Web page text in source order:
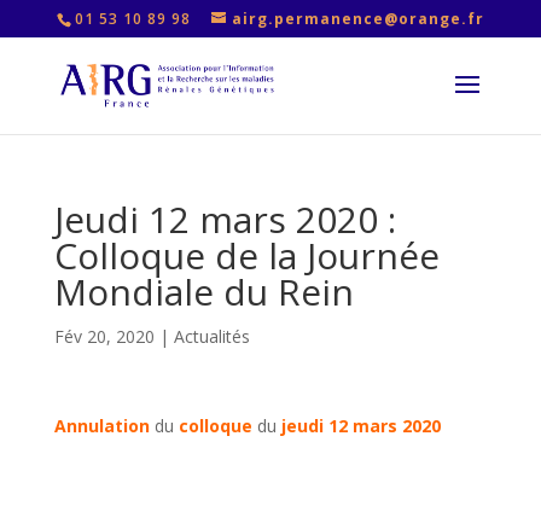
01 53 10 89 98 airg.permanence@orange.fr
Jeudi 12 mars 2020 :
Colloque de la Journée
Mondiale du Rein
Fév 20, 2020 | Actualités
Annulationdu colloque du jeudi 12 mars 2020